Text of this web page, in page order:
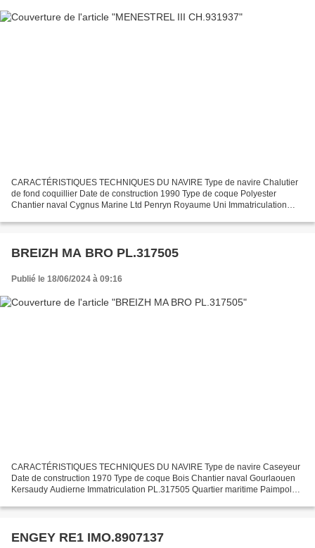
CARACTÉRISTIQUES TECHNIQUES DU NAVIRE Type de navire Chalutier
de fond coquillier Date de construction 1990 Type de coque Polyester
Chantier naval Cygnus Marine Ltd Penryn Royaume Uni Immatriculation
BREIZH MA BRO PL.317505
Publié le 18/06/2024 à 09:16
CARACTÉRISTIQUES TECHNIQUES DU NAVIRE Type de navire Caseyeur
Date de construction 1970 Type de coque Bois Chantier naval Gourlaouen
Kersaudy Audierne Immatriculation PL.317505 Quartier maritime Paimpol
ENGEY RE1 IMO.8907137